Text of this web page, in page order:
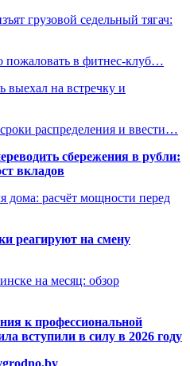
грузовой седельный тягач:
пожаловать в фитнес-клуб…
выехал на встречку и
распределения и ввести…
сбережения в рубли:
вкладов
дома: расчёт мощности перед
реагируют на смену
на месяц: обзор
к профессиональной
вступили в силу в 2026 году